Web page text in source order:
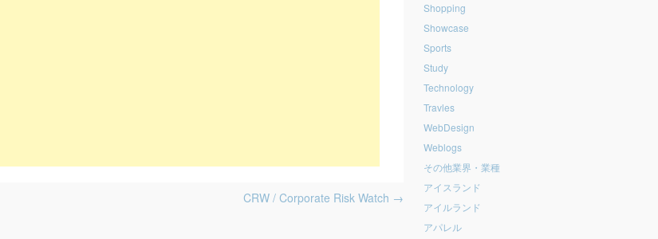
Shopping
Showcase
Sports
Study
Technology
Travles
WebDesign
Weblogs
その他業界・業種
アイスランド
アイルランド
アパレル
CRW / Corporate Risk Watch →